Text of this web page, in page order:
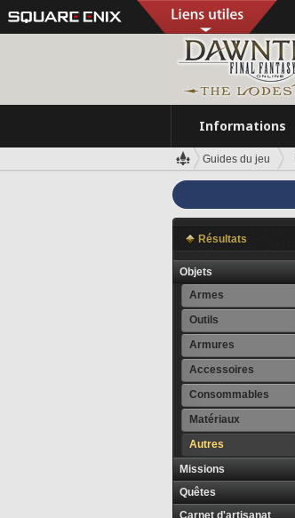
Informations
Guides du jeu
Résultats
Objets
Armes
Outils
Armures
Accessoires
Consommables
Matériaux
Autres
Missions
Quêtes
Carnet d'artisanat